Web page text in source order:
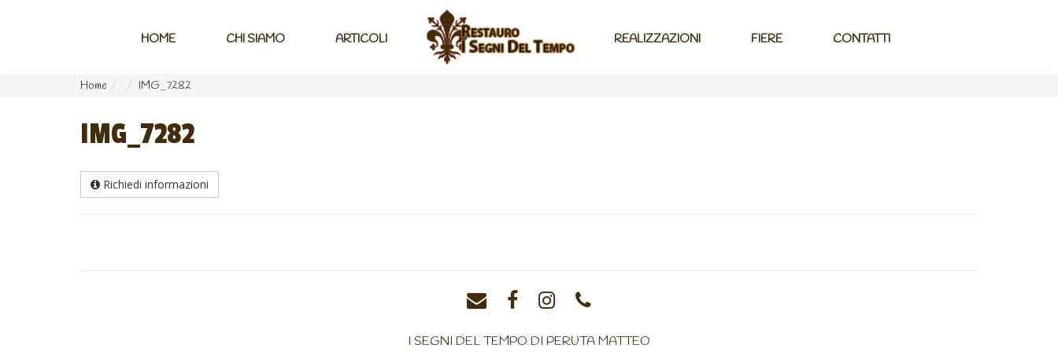
HOME CHI SIAMO ARTICOLI REALIZZAZIONI FIERE CONTATTI
Home IMG_7282
IMG_7282
Richiedi informazioni
I SEGNI DEL TEMPO DI PERUTA MATTEO